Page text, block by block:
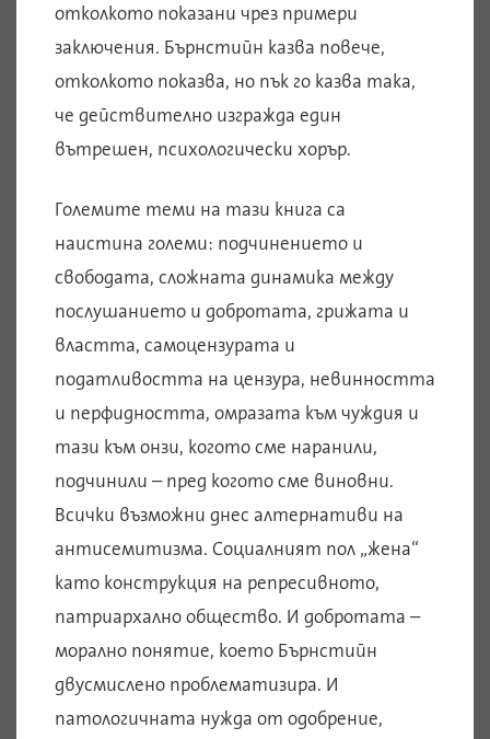
отколкото показани чрез примери
заключения. Бърнстийн казва повече,
отколкото показва, но пък го казва така,
че действително изгражда един
вътрешен, психологически хорър.
Големите теми на тази книга са
наистина големи: подчинението и
свободата, сложната динамика между
послушанието и добротата, грижата и
властта, самоцензурата и
податливостта на цензура, невинността
и перфидността, омразата към чуждия и
тази към онзи, когото сме наранили,
подчинили – пред когото сме виновни.
Всички възможни днес алтернативи на
антисемитизма. Социалният пол „жена“
като конструкция на репресивното,
патриархално общество. И добротата –
морално понятие, което Бърнстийн
двусмислено проблематизира. И
патологичната нужда от одобрение,